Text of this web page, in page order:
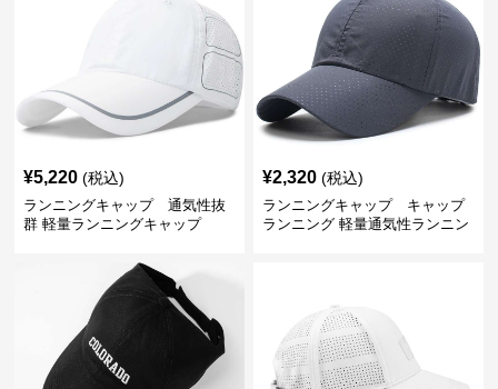
¥5,220 (税込)
ランニングキャップ 通気性抜
群 軽量ランニングキャップ
¥2,320 (税込)
ランニングキャップ キャップ
ランニング 軽量通気性ランニン